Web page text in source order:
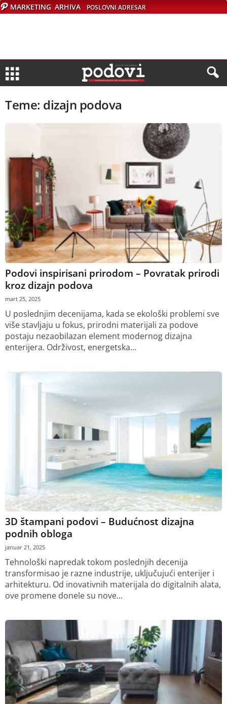
MARKETING ARHIVA POSLOVNI ADRESAR
Teme: dizajn podova
Podovi inspirisani prirodom – Povratak prirodi
kroz dizajn podova
mart 25, 2025
U poslednjim decenijama, kada se ekološki problemi sve
više stavljaju u fokus, prirodni materijali za podove
postaju nezaobilazan element modernog dizajna
enterijera. Održivost, energetska...
3D štampani podovi – Budućnost dizajna
podnih obloga
januar 21, 2025
Tehnološki napredak tokom poslednjih decenija
transformisao je razne industrije, uključujući enterijer i
arhitekturu. Od inovativnih materijala do digitalnih alata,
ove promene donele su nove...